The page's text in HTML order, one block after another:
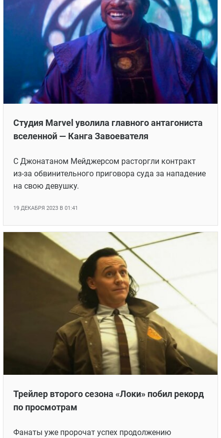
Студия Marvel уволила главного антагониста
вселенной — Канга Завоевателя
С Джонатаном Мейджерсом расторгли контракт
из-за обвинительного приговора суда за нападение
на свою девушку.
19 ДЕКАБРЯ 2023 В 01:41
Трейлер второго сезона «Локи» побил рекорд
по просмотрам
Фанаты уже пророчат успех продолжению